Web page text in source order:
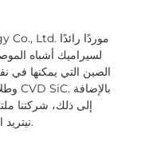
لسيراميك أشباه
الصين التي يمكنها في
إلى ذلك، شركتنا
نيتريد الألومنيوم، الزركونيا، ونيتريد السيليكون، إلخ.